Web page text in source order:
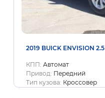
2019 BUICK ENVISION 2.5
КПП: Автомат
Привод: Передний
Тип кузова: Кроссовер